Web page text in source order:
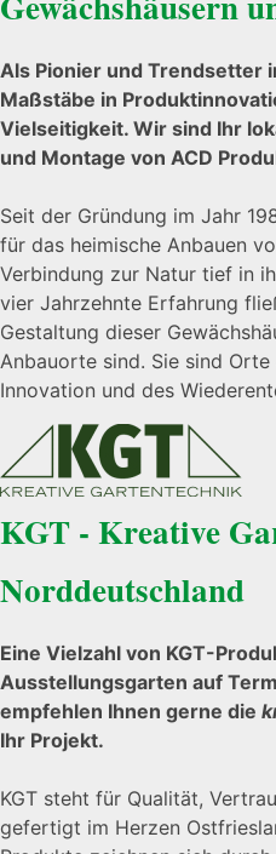
Als Pionier und Trendsetter
Maßstäbe in
Vielseitigkeit. Wir sind Ihr
und Montage von ACD
Seit der Gründung im Jahr
für das heimische Anbauen
Verbindung zur Natur tief in
vier Jahrzehnte Erfahrung
Gestaltung dieser
Anbauorte sind. Sie sind
Innovation und des
KGT - Kreative
Norddeutschland
Eine Vielzahl von KGT-
Ausstellungsgarten auf
empfehlen Ihnen gerne die
Ihr Projekt.
KGT steht für Qualität,
gefertigt im Herzen